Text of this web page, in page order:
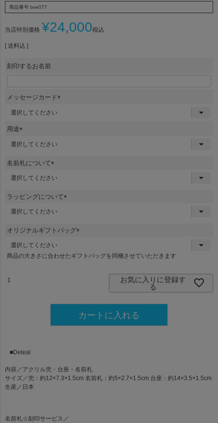
商品番号 bve077
当店特別価格 ¥24,000税込
送料込
刻印するお名前
メッセージカード
用途
(
必
須
)
名前札について
(
ラッピングについて
オリジナルギフトバッグ
須
商品の大きさに合わせたギフトバッグを同梱させていただきます
お気に入りに登録す
る
カートに入れる
■Deteal
内容 ／アクリル兜・台座・名前札
サイズ ／兜：約12×7.3×1.5cm 名前札：約5×2.7×1.5cm 台座：約14×3.5×1.5cm
生産 ／日本
名前札☆刻印サービス ／